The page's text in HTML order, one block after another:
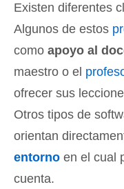
Existen diferentes
Algunos de estos
como apoyo al
maestro o el
ofrecer sus
Otros tipos de
orientan
entorno en el cual
cuenta.